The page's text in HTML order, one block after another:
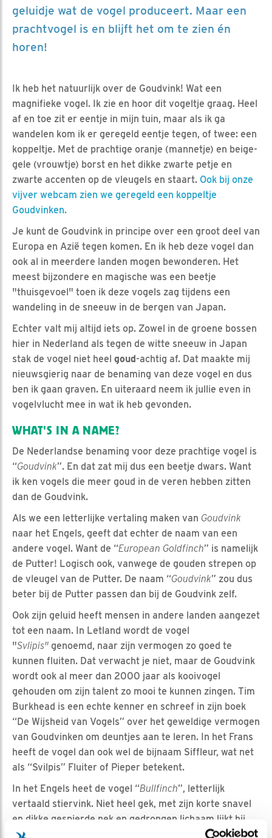
geluidje wat de vogel produceert. Maar een
prachtvogel is en blijft het om te zien én
horen!
Ik heb het natuurlijk over de Goudvink! Wat een
magnifieke vogel. Ik zie en hoor dit vogeltje graag. Heel
af en toe zit er eentje in mijn tuin, maar als ik ga
wandelen kom ik er geregeld eentje tegen, of twee: een
koppeltje. Met de prachtige oranje (mannetje) en beige-
gele (vrouwtje) borst en het dikke zwarte petje en
zwarte accenten op de vleugels en staart. Ook bij onze
vijver webcam zien we geregeld een koppeltje
Goudvinken.
Je kunt de Goudvink in principe over een groot deel van
Europa en Azië tegen komen. En ik heb deze vogel dan
ook al in meerdere landen mogen bewonderen. Het
meest bijzondere en magische was een beetje
"thuisgevoel" toen ik deze vogels zag tijdens een
wandeling in de sneeuw in de bergen van Japan.
Echter valt mij altijd iets op. Zowel in de groene bossen
hier in Nederland als tegen de witte sneeuw in Japan
stak de vogel niet heel goud-achtig af. Dat maakte mij
nieuwsgierig naar de benaming van deze vogel en dus
ben ik gaan graven. En uiteraard neem ik jullie even in
vogelvlucht mee in wat ik heb gevonden.
WHAT'S IN A NAME?
De Nederlandse benaming voor deze prachtige vogel is
“Goudvink”. En dat zat mij dus een beetje dwars. Want
ik ken vogels die meer goud in de veren hebben zitten
dan de Goudvink.
Als we een letterlijke vertaling maken van Goudvink
naar het Engels, geeft dat echter de naam van een
andere vogel. Want de “European Goldfinch” is namelijk
de Putter! Logisch ook, vanwege de gouden strepen op
de vleugel van de Putter. De naam “Goudvink” zou dus
beter bij de Putter passen dan bij de Goudvink zelf.
Ook zijn geluid heeft mensen in andere landen aangezet
tot een naam. In Letland wordt de vogel
"Svlipis" genoemd, naar zijn vermogen zo goed te
kunnen fluiten. Dat verwacht je niet, maar de Goudvink
wordt ook al meer dan 2000 jaar als kooivogel
gehouden om zijn talent zo mooi te kunnen zingen. Tim
Burkhead is een echte kenner en schreef in zijn boek
“De Wijsheid van Vogels” over het geweldige vermogen
van Goudvinken om deuntjes aan te leren. In het Frans
heeft de vogel dan ook wel de bijnaam Siffleur, wat net
als “Svilpis” Fluiter of Pieper betekent.
In het Engels heet de vogel “Bullfinch”, letterlijk
vertaald stiervink. Niet heel gek, met zijn korte snavel
en dikke gespierde nek en gedrongen lichaam lijkt hij
ook een beetje op een stier. De Fransen noemen hem